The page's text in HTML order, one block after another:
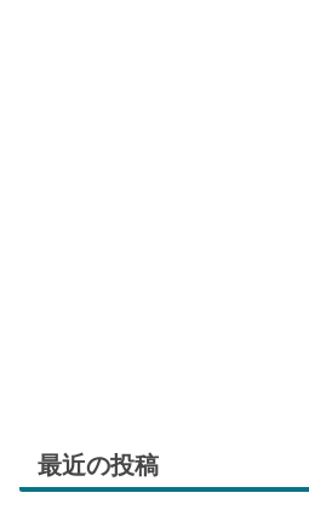
最近の投稿